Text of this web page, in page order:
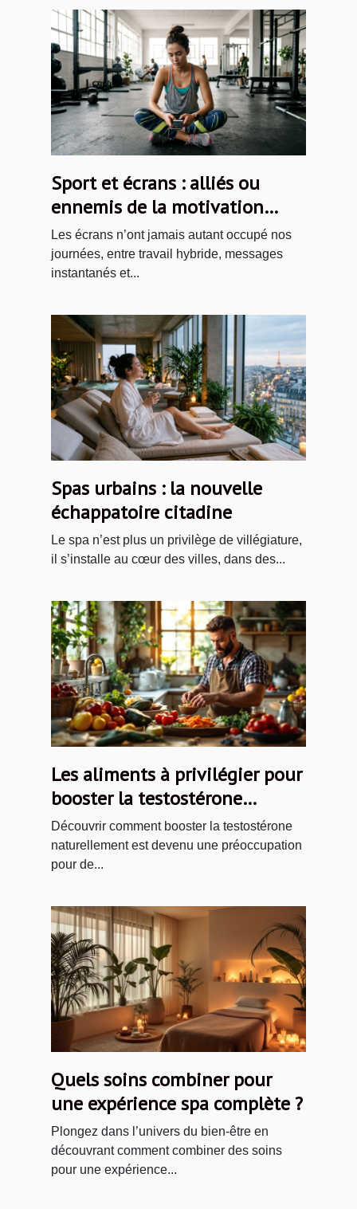
Sport et écrans : alliés ou
ennemis de la motivation
quotidienne ?
Les écrans n’ont jamais autant occupé nos
journées, entre travail hybride, messages
instantanés et...
Spas urbains : la nouvelle
échappatoire citadine
Le spa n’est plus un privilège de villégiature,
il s’installe au cœur des villes, dans des...
Les aliments à privilégier pour
booster la testostérone
naturellement
Découvrir comment booster la testostérone
naturellement est devenu une préoccupation
pour de...
Quels soins combiner pour
une expérience spa complète ?
Plongez dans l’univers du bien-être en
découvrant comment combiner des soins
pour une expérience...